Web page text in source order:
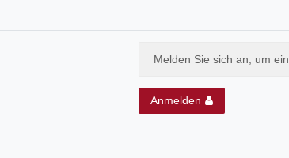
Melden Sie sich an, um
Anmelden